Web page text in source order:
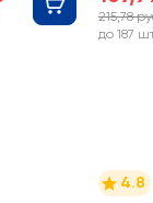
215,78
до 187
4.8